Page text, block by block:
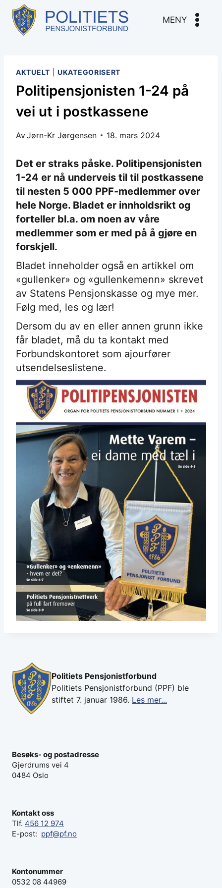
Skip
content
MENY
AKTUELT |UKATEGORISERT
Politipensjonisten 1-24 på
vei ut i postkassene
AvJørn-Kr Jørgensen 18. mars 2024
Det er straks påske. Politipensjonisten
1-24 er nå underveis til til postkassene
til nesten 5 000 PPF-medlemmer over
hele Norge. Bladet er innholdsrikt og
forteller bl.a. om noen av våre
medlemmer som er med på å gjøre en
forskjell.
Bladet inneholder også en artikkel om
«gullenker» og «gullenkemenn» skrevet
av Statens Pensjonskasse og mye mer.
Følg med, les og lær!
Dersom du av en eller annen grunn ikke
får bladet, må du ta kontakt med
Forbundskontoret som ajourfører
utsendelseslistene.
Politiets Pensjonistforbund
Politiets Pensjonistforbund (PPF) ble
stiftet 7. januar 1986. Les mer...
Besøks- og postadresse
Gjerdrums vei 4
0484 Oslo
Kontakt oss
Tlf. 456 12 974
E-post: ppf@pf.no
Kontonummer
0532 08 44969